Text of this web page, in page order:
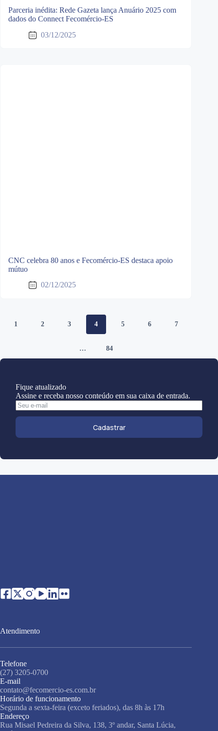
Parceria inédita: Rede Gazeta lança Anuário 2025 com
dados do Connect Fecomércio-ES
03/12/2025
CNC celebra 80 anos e Fecomércio-ES destaca apoio
mútuo
02/12/2025
1 2 3 4 5 6 7
… 84
Fique atualizado
Assine e receba nosso conteúdo em sua caixa de entrada.
Cadastrar
Atendimento
Telefone
(27) 3205-0700
E-mail
contato@fecomercio-es.com.br
Horário de funcionamento
Segunda a sexta-feira (exceto feriados), das 8h às 17h
Endereço
Rua Misael Pedreira da Silva, 138, 3º andar, Santa Lúcia,